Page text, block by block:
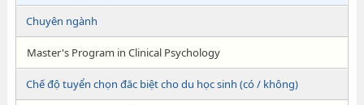
Chuyên ngành
Master's Program in Clinical Psychology
Chế độ tuyển chọn đăc biệt cho du học sinh (có / không)